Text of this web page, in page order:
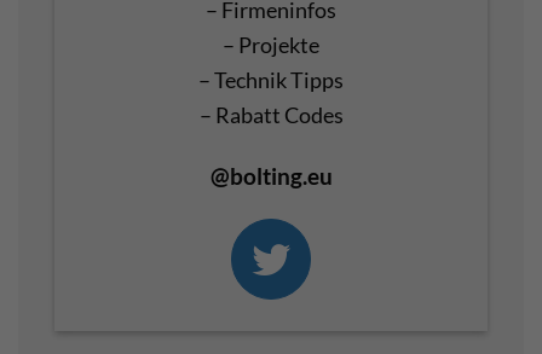
– Firmeninfos
– Projekte
– Technik Tipps
– Rabatt Codes
@bolting.eu